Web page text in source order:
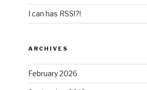
I can has RSS!?!
ARCHIVES
February 2026